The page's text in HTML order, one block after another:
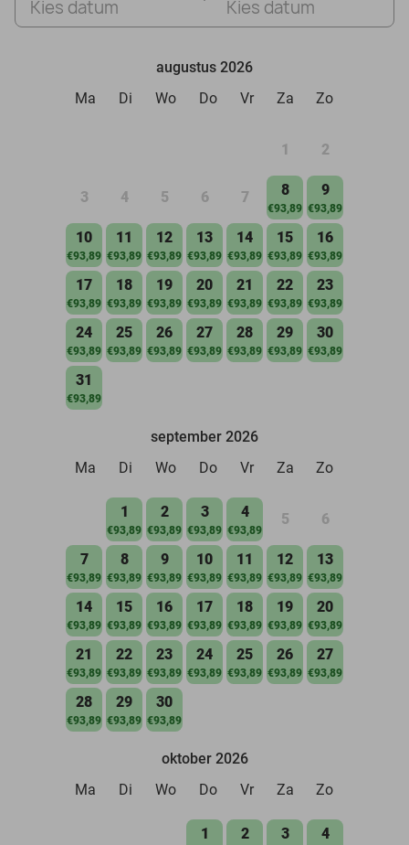
Kies datum Kies datum
augustus 2026
Ma
Di Wo Do Vr Za Zo
1 2
3 4 5 6 7 8
€93,89
9
€93,89
10
€93,89
11
€93,89
12
€93,89
13
€93,89
14
€93,89
15
€93,89
16
€93,89
17
€93,89
18
€93,89
19
€93,89
20
€93,89
21
€93,89
22
€93,89
23
€93,89
24
€93,89
25
€93,89
26
€93,89
27
€93,89
28
€93,89
29
€93,89
30
€93,89
31
€93,89
september 2026
Ma
Di Wo Do Vr Za Zo
1
€93,89
2
€93,89
3
€93,89
4
€93,89
5 6
7
€93,89
8
€93,89
9
€93,89
10
€93,89
11
€93,89
12
€93,89
13
€93,89
14
€93,89
15
€93,89
16
€93,89
17
€93,89
18
€93,89
19
€93,89
20
€93,89
21
€93,89
22
€93,89
23
€93,89
24
€93,89
25
€93,89
26
€93,89
27
€93,89
28
€93,89
29
€93,89
30
€93,89
oktober 2026
Ma
Di Wo Do Vr Za Zo
1 2 3 4